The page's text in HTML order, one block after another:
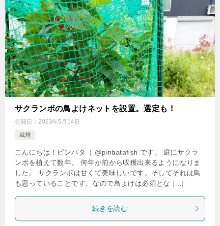
サクランボの鳥よけネットを設置。選定も！
公開日： 2023年5月14日
栽培
こんにちは！ピンバタ（ @pinbatafish です。 庭にサクラ
ンボを植えて数年。 何年か前から収穫出来るようになりま
した。 サクランボは甘くて美味しいです。そしてそれは鳥
も思っていることです。なので鳥よけは必須とな […]
続きを読む